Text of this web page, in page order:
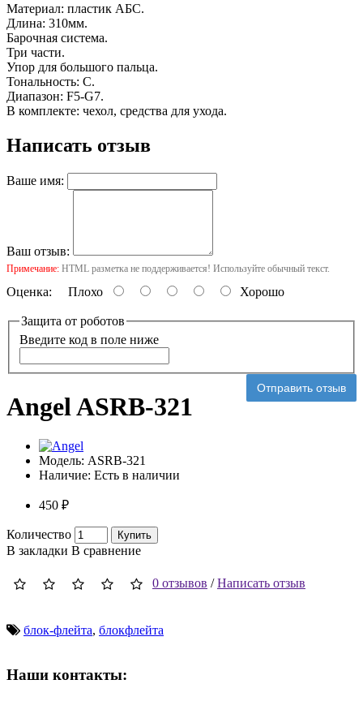
Материал: пластик АБС.
Длина: 310мм.
Барочная система.
Три части.
Упор для большого пальца.
Тональность: C.
Диапазон: F5-G7.
В комплекте: чехол, средства для ухода.
Написать отзыв
Ваше имя:
Ваш отзыв:
Примечание: HTML разметка не поддерживается! Используйте обычный текст.
Оценка: Плохо Хорошо
Защита от роботов
Введите код в поле ниже
Отправить отзыв
Angel ASRB-321
Модель: ASRB-321
Наличие: Есть в наличии
450 ₽
Количество Купить
В закладки В сравнение
0 отзывов /Написать отзыв
блок-флейта, блокфлейта
Наши контакты: